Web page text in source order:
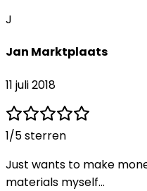
J
Jan Marktplaats
11 juli 2018
1/5 sterren
Just wants to make
materials myself...